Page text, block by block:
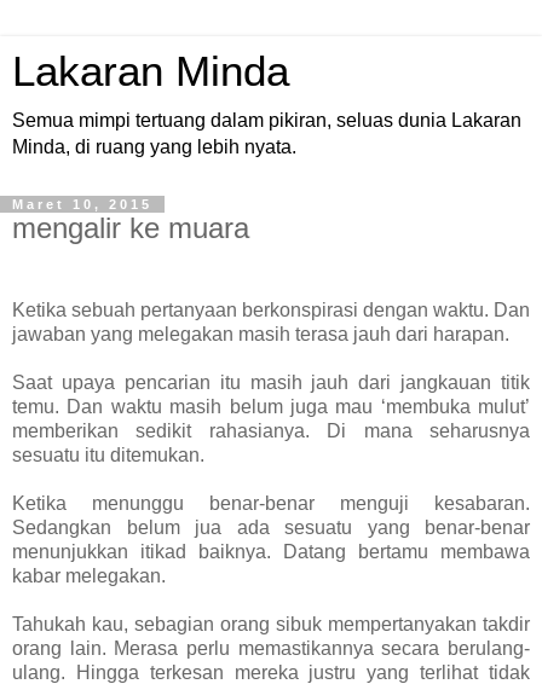
Lakaran Minda
Semua mimpi tertuang dalam pikiran, seluas dunia Lakaran
Minda, di ruang yang lebih nyata.
Maret 10, 2015
mengalir ke muara
Ketika sebuah pertanyaan berkonspirasi dengan waktu. Dan
jawaban yang melegakan masih terasa jauh dari harapan.
Saat upaya pencarian itu masih jauh dari jangkauan titik
temu. Dan waktu masih belum juga mau ‘membuka mulut’
memberikan sedikit rahasianya. Di mana seharusnya
sesuatu itu ditemukan.
Ketika menunggu benar-benar menguji kesabaran.
Sedangkan belum jua ada sesuatu yang benar-benar
menunjukkan itikad baiknya. Datang bertamu membawa
kabar melegakan.
Tahukah kau, sebagian orang sibuk mempertanyakan takdir
orang lain. Merasa perlu memastikannya secara berulang-
ulang. Hingga terkesan mereka justru yang terlihat tidak